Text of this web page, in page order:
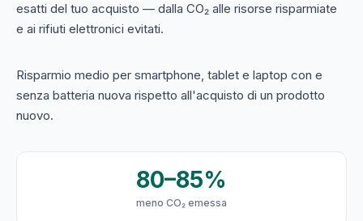
esatti del tuo acquisto — dalla CO₂ alle risorse risparmiate
e ai rifiuti elettronici evitati.
Risparmio medio per smartphone, tablet e laptop con e
senza batteria nuova rispetto all'acquisto di un prodotto
nuovo.
80–85%
meno CO₂ emessa